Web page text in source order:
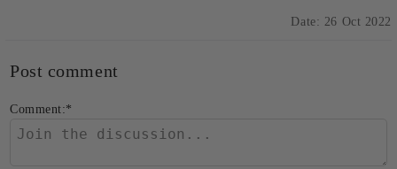
Date: 26 Oct 2022
Post comment
Comment:*